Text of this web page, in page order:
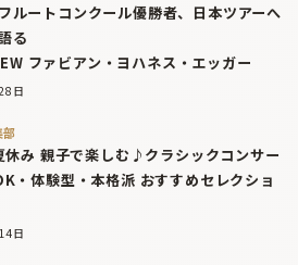
ルートコンクール優勝者、日本ツアーへ
る
ファビアン・ヨハネス・エッガー
日
み 親子で楽しむ♪クラシックコンサー
・体験型・本格派 おすすめセレクショ
日